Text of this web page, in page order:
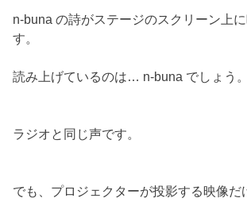
n-buna の詩がステージのスクリーン上
す。
読み上げているのは… n-buna でしょう。
ラジオと同じ声です。
でも、プロジェクターが投影する映像だ